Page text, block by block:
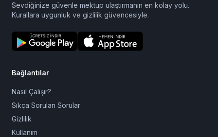
Sevdiğinize güvenle mektup ulaştırmanın en kolay yolu.
Kurallara uygunluk ve gizlilik güvencesiyle.
Bağlantılar
Nasıl Çalışır?
Sıkça Sorulan Sorular
Gizlilik
Kullanım